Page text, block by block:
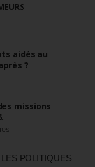
aidés au
?
missions
POLITIQUES